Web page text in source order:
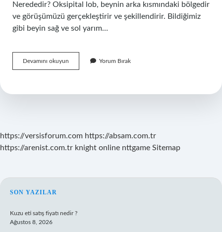
Nerededir? Oksipital lob, beynin arka kısmındaki bölgedir
ve görüşümüzü gerçekleştirir ve şekillendirir. Bildiğimiz
gibi beyin sağ ve sol yarım…
Devamını okuyun
Bilinçaltı
Yorum Bırak
https://versisforum.com https://absam.com.tr
https://arenist.com.tr knight online nttgame Sitemap
SIDEBAR
SON YAZILAR
Kuzu eti satış fiyatı nedir ?
Ağustos 8, 2026